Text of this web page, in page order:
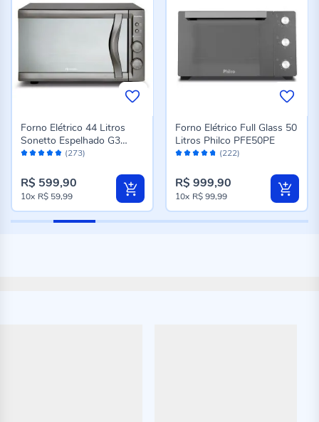
Avaliação: (273)
Forno Elétrico 44 Litros
Sonetto Espelhado G3
Mueller
R$ 599,90
10x R$ 59,99
Avaliação: (222)
Forno Elétrico Full Glass 50
Litros Philco PFE50PE
R$ 999,90
10x R$ 99,99